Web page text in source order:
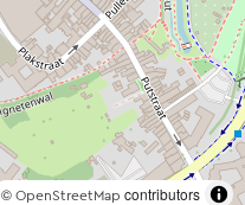
© OpenStreetMap contributors